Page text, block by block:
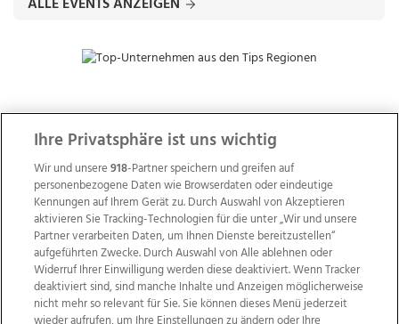
ALLE EVENTS ANZEIGEN
ZUR NACHRICHTENÜBERSICHT
Ihre Privatsphäre ist uns wichtig
Wir und unsere918-Partner speichern und greifen auf
personenbezogene Daten wie Browserdaten oder eindeutige
Kennungen auf Ihrem Gerät zu. Durch Auswahl von Akzeptieren
aktivieren Sie Tracking-Technologien für die unter „Wir und unsere
Partner verarbeiten Daten, um Ihnen Dienste bereitzustellen“
aufgeführten Zwecke. Durch Auswahl von Alle ablehnen oder
Widerruf Ihrer Einwilligung werden diese deaktiviert. Wenn Tracker
deaktiviert sind, sind manche Inhalte und Anzeigen möglicherweise
nicht mehr so relevant für Sie. Sie können dieses Menü jederzeit